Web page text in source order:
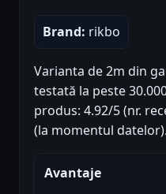
Brand: rikbo
Varianta de 2m din
testată la peste
produs: 4.92/5 (nr.
(la momentul datelor).
Avantaje